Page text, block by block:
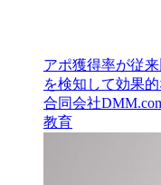
アポ獲得率が従
を検知して効果
合同会社
教育